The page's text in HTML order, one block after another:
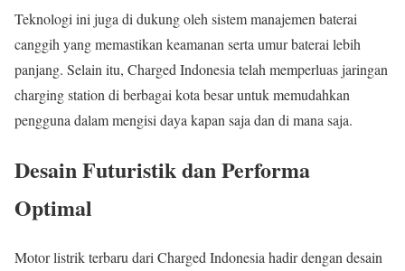
Teknologi ini juga di dukung oleh sistem manajemen baterai
canggih yang memastikan keamanan serta umur baterai lebih
panjang. Selain itu, Charged Indonesia telah memperluas jaringan
charging station di berbagai kota besar untuk memudahkan
pengguna dalam mengisi daya kapan saja dan di mana saja.
Desain Futuristik dan Performa
Optimal
Motor listrik terbaru dari Charged Indonesia hadir dengan desain